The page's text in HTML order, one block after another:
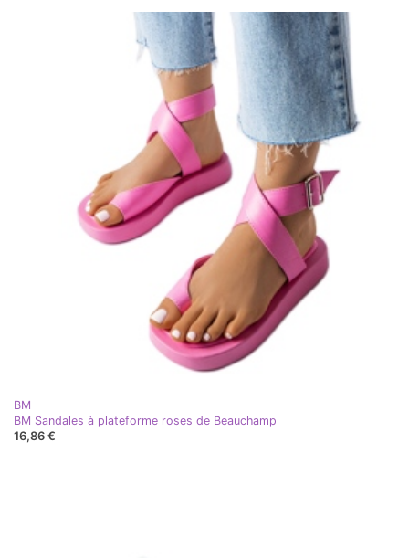
BM
BM Sandales à plateforme roses de Beauchamp
16,86 €